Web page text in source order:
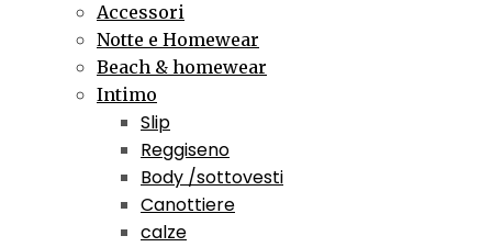
Accessori
Notte e Homewear
Beach & homewear
Intimo
Slip
Reggiseno
Body /sottovesti
Canottiere
calze